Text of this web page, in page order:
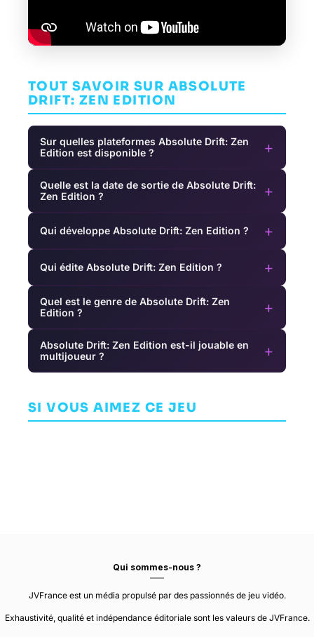
TOUT SAVOIR SUR ABSOLUTE
DRIFT: ZEN EDITION
Sur quelles plateformes Absolute Drift: Zen
Edition est disponible ?
+
Quelle est la date de sortie de Absolute Drift:
Zen Edition ?
+
Qui développe Absolute Drift: Zen Edition ? +
Qui édite Absolute Drift: Zen Edition ? +
Quel est le genre de Absolute Drift: Zen
Edition ?
+
Absolute Drift: Zen Edition est-il jouable en
multijoueur ?
+
SI VOUS AIMEZ CE JEU
AVENTURE
Jazzpunk:
NECROPHONE
Qui sommes-nous ?
JVFrance est un média propulsé par des passionnés de jeu vidéo.
Exhaustivité, qualité et indépendance éditoriale sont les valeurs de JVFrance.